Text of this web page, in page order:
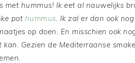
met hummus! Ik eet al nauwelijks
pot hummus. Ik zal er dan ook
op doen. En misschien ook
kan. Gezien de Mediterraanse